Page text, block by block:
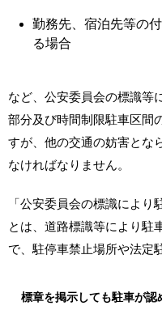
勤務先、宿泊先等の
る場合
など、公安委員会の標識等
部分及び時間制限駐車区間
すが、他の交通の妨害とな
なければなりません。
「公安委員会の標識により
とは、道路標識等により駐
で、駐停車禁止場所や法定
標章を掲示しても駐車が認